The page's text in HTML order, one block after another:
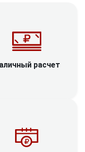
расчет